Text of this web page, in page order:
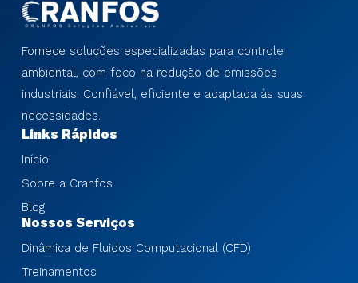
Fornece soluções especializadas para controle
ambiental, com foco na redução de emissões
industriais. Confiável, eficiente e adaptada às suas
necessidades.
Links Rápidos
Início
Sobre a Cranfos
Blog
Nossos Serviços
Dinâmica de Fluidos Computacional (CFD)
Treinamentos